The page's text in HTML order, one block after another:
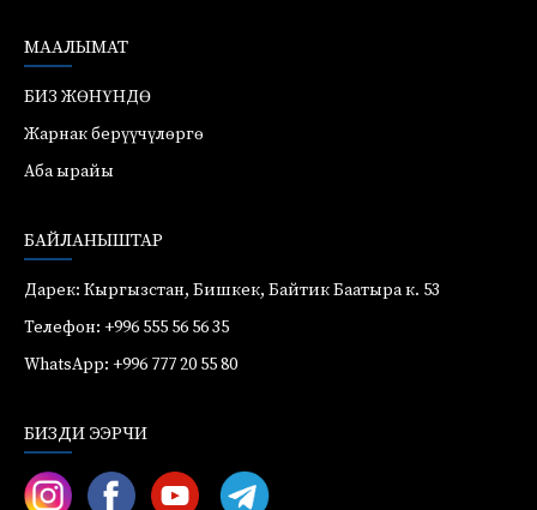
МААЛЫМАТ
БИЗ ЖӨНҮНДӨ
Жарнак берүүчүлөргө
Аба ырайы
БАЙЛАНЫШТАР
Дарек: Кыргызстан, Бишкек, Байтик Баатыра к. 53
Телефон: +996 555 56 56 35
WhatsApp: +996 777 20 55 80
БИЗДИ ЭЭРЧИ